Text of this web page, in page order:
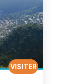
VISITER